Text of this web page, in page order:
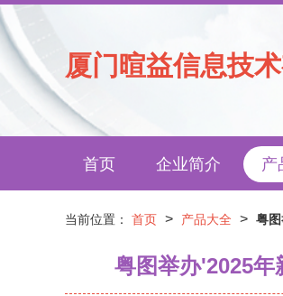
厦门暄益信息技
首页 企业简介 产
当前位置： 首页 > 产品大全 > 粤
粤图举办'2025